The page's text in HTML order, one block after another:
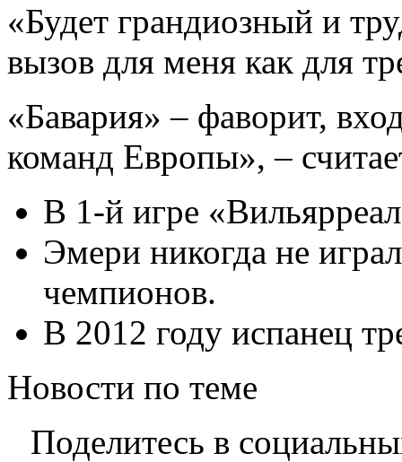
«Будет грандиозный и
вызов для меня как для
«Бавария» – фаворит,
команд Европы», –
В 1-й игре
Эмери никогда не
чемпионов.
В 2012 году испанец
Новости по теме
Поделитесь в